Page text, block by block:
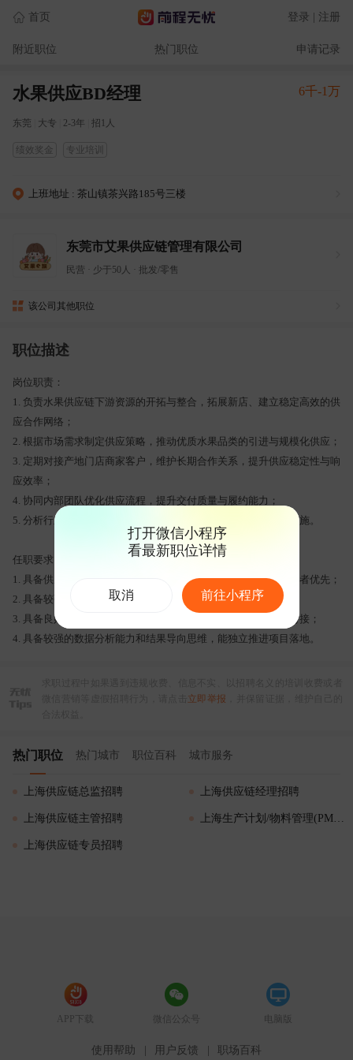
首页 登录 | 注册
附近职位 热门职位 申请记录
水果供应BD经理 6千-1万
东莞 大专 2-3年 招1人
绩效奖金 专业培训
上班地址 : 茶山镇茶兴路185号三楼
东莞市艾果供应链管理有限公司
民营 少于50人 批发/零售
该公司其他职位
职位描述
岗位职责：
1. 负责水果供应链下游资源的开拓与整合，拓展新店、建立稳定高效的供
应合作网络；
2. 根据市场需求制定供应策略，推动优质水果品类的引进与规模化供应；
3. 定期对接产地门店商家客户，维护长期合作关系，提升供应稳定性与响
应效率；
4. 协同内部团队优化供应流程，提升交付质量与履约能力；
5. 分析行业趋势与竞争格局，提出供应链优化建议并推动落地实施。
任职要求：
1. 具备供应链管理或商务拓展相关工作经验，熟悉水果生鲜行业者优先；
2. 具备较强的商务谈判能力、市场敏锐度及资源整合能力；
3. 具备良好的沟通协调能力和团队协作意识，能适应高频外部对接；
4. 具备较强的数据分析能力和结果导向思维，能独立推进项目落地。
立即举报
热门职位 热门城市 职位百科 城市服务
上海供应链总监招聘 上海供应链经理招聘
上海供应链主管招聘 上海生产计划/物料管理(PMC)招聘
上海供应链专员招聘
打开微信小程序
看最新职位详情
取消 前往小程序
APP下载 微信公众号 电脑版
使用帮助 用户反馈 职场百科